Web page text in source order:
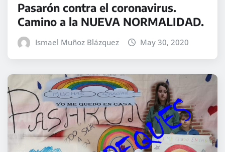
Pasarón contra el coronavirus.
Camino a la NUEVA NORMALIDAD.
Ismael Muñoz Blázquez May 30, 2020